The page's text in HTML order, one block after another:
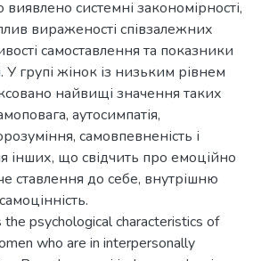
виявлено системні закономірності,
вираженості співзалежних
самоставлення та показники
У групі жінок із низьким рівнем
найвищі значення таких
аутосимпатія,
самовпевненість і
інших, що свідчить про емоційно
ставлення до себе, внутрішню
psychological characteristics of
who are in interpersonally